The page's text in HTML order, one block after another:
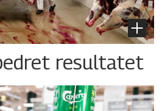
resultatet